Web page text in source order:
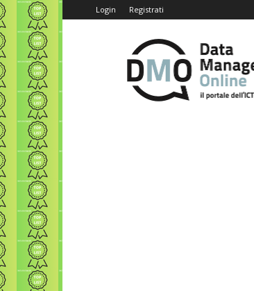
Login Registrati
Data
Manager
Online